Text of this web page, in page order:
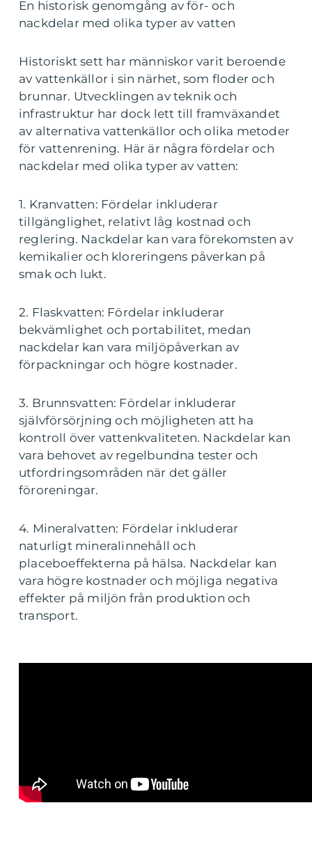
En historisk genomgång av för- och
nackdelar med olika typer av vatten
Historiskt sett har människor varit beroende
av vattenkällor i sin närhet, som floder och
brunnar. Utvecklingen av teknik och
infrastruktur har dock lett till framväxandet
av alternativa vattenkällor och olika metoder
för vattenrening. Här är några fördelar och
nackdelar med olika typer av vatten:
1. Kranvatten: Fördelar inkluderar
tillgänglighet, relativt låg kostnad och
reglering. Nackdelar kan vara förekomsten av
kemikalier och kloreringens påverkan på
smak och lukt.
2. Flaskvatten: Fördelar inkluderar
bekvämlighet och portabilitet, medan
nackdelar kan vara miljöpåverkan av
förpackningar och högre kostnader.
3. Brunnsvatten: Fördelar inkluderar
självförsörjning och möjligheten att ha
kontroll över vattenkvaliteten. Nackdelar kan
vara behovet av regelbundna tester och
utfordringsområden när det gäller
föroreningar.
4. Mineralvatten: Fördelar inkluderar
naturligt mineralinnehåll och
placeboeffekterna på hälsa. Nackdelar kan
vara högre kostnader och möjliga negativa
effekter på miljön från produktion och
transport.